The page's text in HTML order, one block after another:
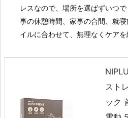
レスなので、場所を選ばずいつ
事の休憩時間、家事の合間、就
イルに合わせて、無理なくケアを
スト
ック